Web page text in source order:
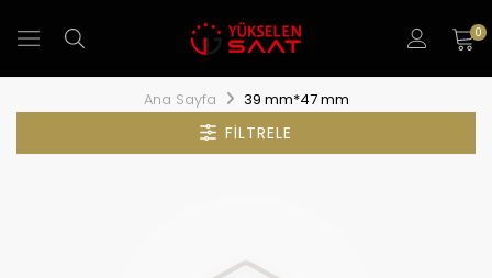
0
Ana Sayfa 39 mm*47 mm
FILTRELE